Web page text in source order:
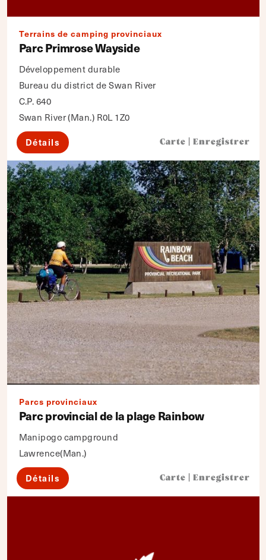
Terrains de camping provinciaux
Parc Primrose Wayside
Développement durable
Bureau du district de Swan River
C.P. 640
Swan River (Man.) R0L 1Z0
Détails Carte Enregistrer
Parcs provinciaux
Parc provincial de la plage Rainbow
Manipogo campground
Lawrence(Man.)
Détails Carte Enregistrer